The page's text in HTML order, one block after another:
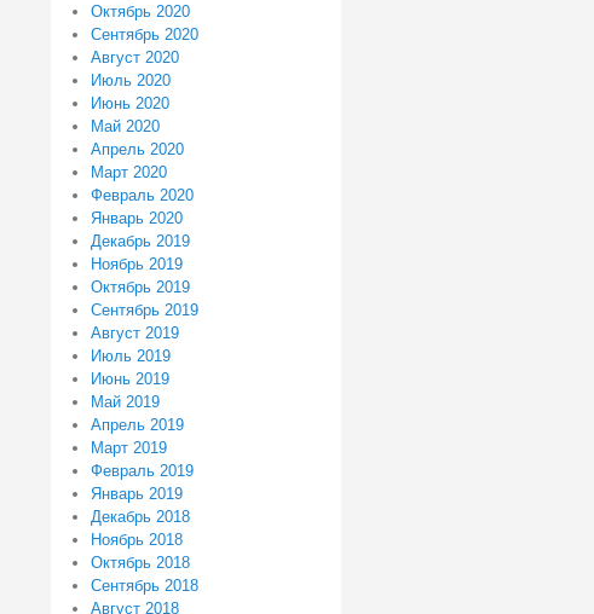
Октябрь 2020
Сентябрь 2020
Август 2020
Июль 2020
Июнь 2020
Май 2020
Апрель 2020
Март 2020
Февраль 2020
Январь 2020
Декабрь 2019
Ноябрь 2019
Октябрь 2019
Сентябрь 2019
Август 2019
Июль 2019
Июнь 2019
Май 2019
Апрель 2019
Март 2019
Февраль 2019
Январь 2019
Декабрь 2018
Ноябрь 2018
Октябрь 2018
Сентябрь 2018
Август 2018